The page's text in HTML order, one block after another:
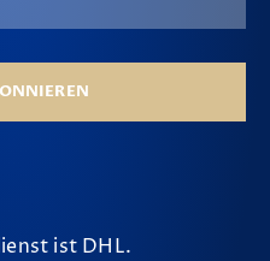
ist DHL.